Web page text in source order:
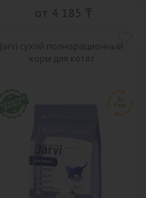
от 4 185 ₸
Jarvi сухой полнорационный
корм для котят